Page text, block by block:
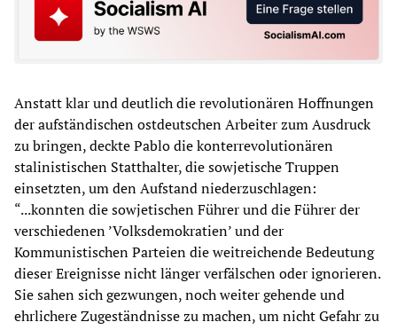
Anstatt klar und deutlich die revolutionären Hoffnungen
der aufständischen ostdeutschen Arbeiter zum Ausdruck
zu bringen, deckte Pablo die konterrevolutionären
stalinistischen Statthalter, die sowjetische Truppen
einsetzten, um den Aufstand niederzuschlagen:
“...konnten die sowjetischen Führer und die Führer der
verschiedenen ’Volksdemokratien’ und der
Kommunistischen Parteien die weitreichende Bedeutung
dieser Ereignisse nicht länger verfälschen oder ignorieren.
Sie sahen sich gezwungen, noch weiter gehende und
ehrlichere Zugeständnisse zu machen, um nicht Gefahr zu